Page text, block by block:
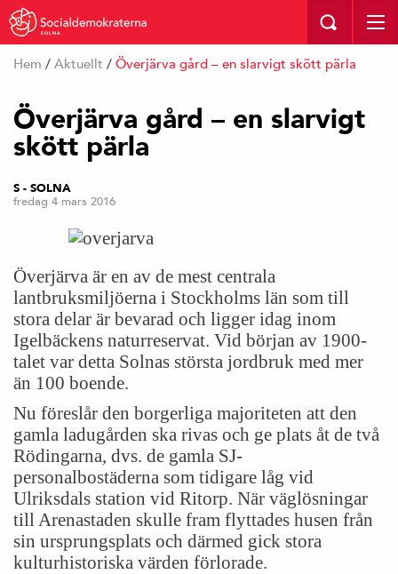
SOLNA
Hem / Aktuellt / Överjärva gård – en slarvigt skött pärla
Överjärva gård – en slarvigt
skött pärla
S - SOLNA
fredag 4 mars 2016
Överjärva är en av de mest centrala
lantbruksmiljöerna i Stockholms län som till
stora delar är bevarad och ligger idag inom
Igelbäckens naturreservat. Vid början av 1900-
talet var detta Solnas största jordbruk med mer
än 100 boende.
Nu föreslår den borgerliga majoriteten att den
gamla ladugården ska rivas och ge plats åt de två
Rödingarna, dvs. de gamla SJ-
personalbostäderna som tidigare låg vid
Ulriksdals station vid Ritorp. När väglösningar
till Arenastaden skulle fram flyttades husen från
sin ursprungsplats och därmed gick stora
kulturhistoriska värden förlorade.